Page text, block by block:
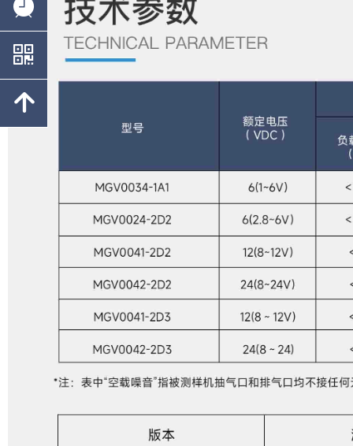
뀥
낃
녕